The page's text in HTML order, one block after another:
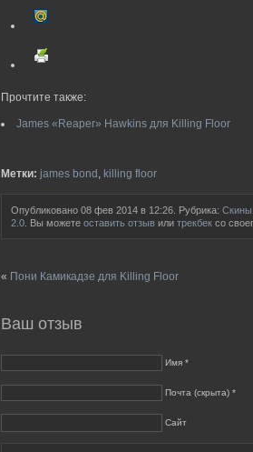
Прочтите также:
James «Reaper» Hawkins для Killing Floor
Метки: james bond , killing floor
Опубликовано 08 фев 2014 в 12:26. Рубрика: Скины
2.0 . Вы можете оставить отзыв или трекбек со
« Пони Камикадзе для Killing Floor
Ваш отзыв
Имя *
Почта (скрыта) *
Сайт